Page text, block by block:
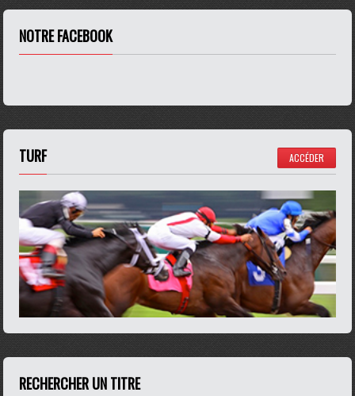
NOTRE FACEBOOK
TURF ACCÉDER
RECHERCHER UN TITRE